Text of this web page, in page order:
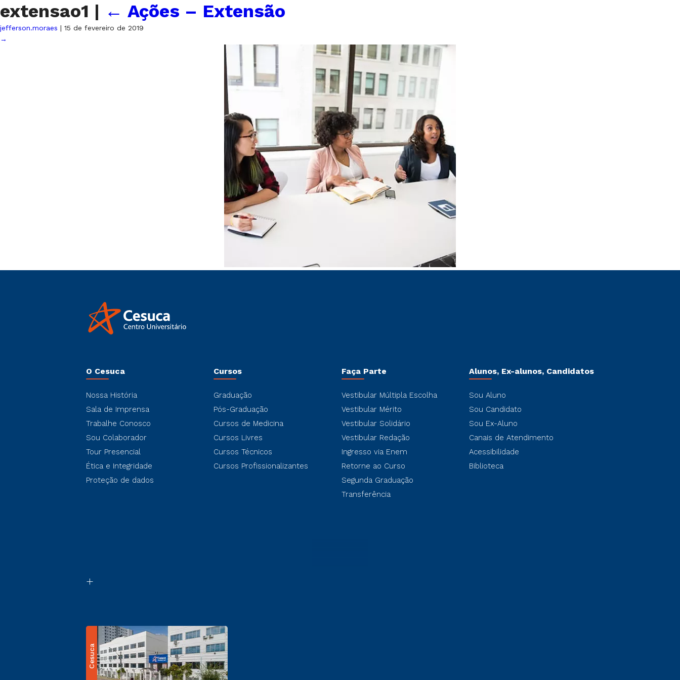
extensao1 | ← Ações – Extensão
jefferson.moraes | 15 de fevereiro de 2019
→
O Cesuca
Nossa História
Sala de Imprensa
Trabalhe Conosco
Sou Colaborador
Tour Presencial
Ética e Integridade
Proteção de dados
Cursos
Graduação
Pós-Graduação
Cursos de Medicina
Cursos Livres
Cursos Técnicos
Cursos Profissionalizantes
Faça Parte
Vestibular Múltipla Escolha
Vestibular Mérito
Vestibular Solidário
Vestibular Redação
Ingresso via Enem
Retorne ao Curso
Segunda Graduação
Transferência
Alunos, Ex-alunos, Candidatos
Sou Aluno
Sou Candidato
Sou Ex-Aluno
Canais de Atendimento
Acessibilidade
Biblioteca
Cesuca